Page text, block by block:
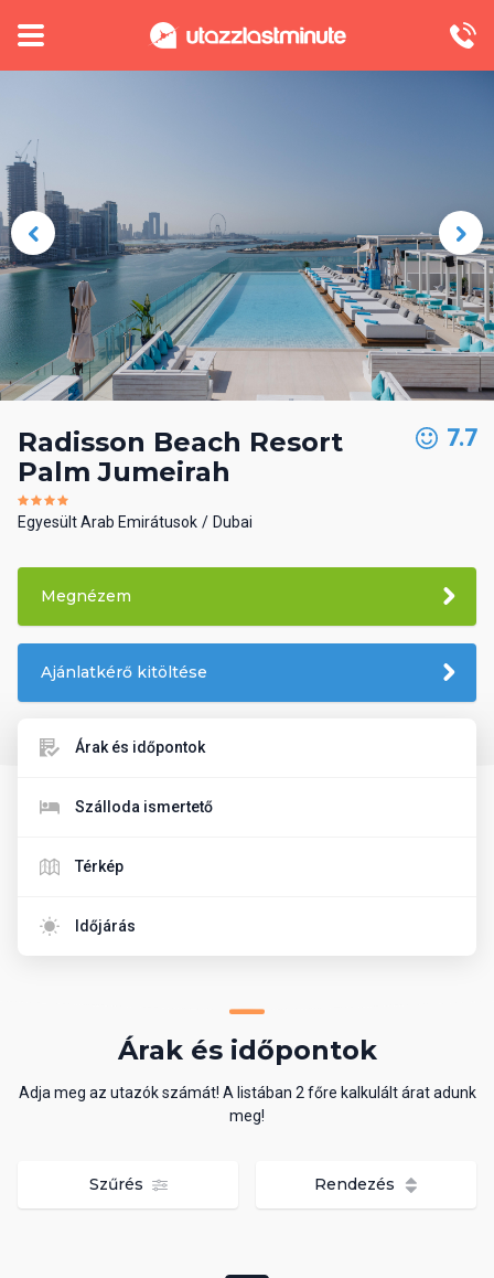
Radisson Beach Resort
Palm Jumeirah
Egyesült Arab Emirátusok Dubai
7.7
Megnézem
Ajánlatkérő kitöltése
Árak és időpontok
Szálloda ismertető
Térkép
Időjárás
Árak és időpontok
Adja meg az utazók számát! A listában 2 főre kalkulált árat adunk
meg!
Szűrés Rendezés